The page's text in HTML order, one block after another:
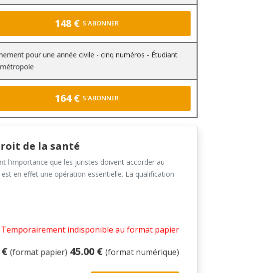
148 € S'ABONNER
pour une année civile - cinq numéros - Étudiant
164 € S'ABONNER
de la santé
l'im­portance que les juristes doivent accorder au
en effet une opération essentielle. La qualification
Temporairement indisponible au format papier
(format papier) 45.00 € (format numérique)